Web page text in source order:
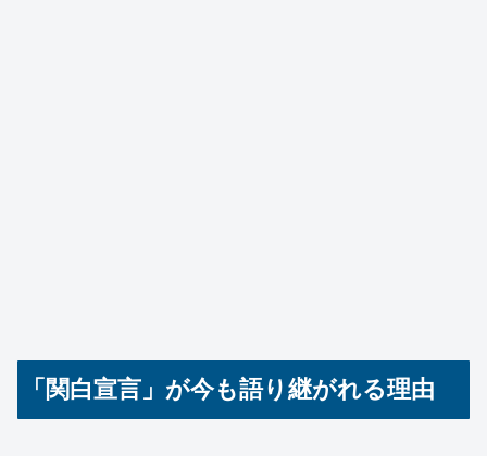
「関白宣言」が今も語り継がれる理由